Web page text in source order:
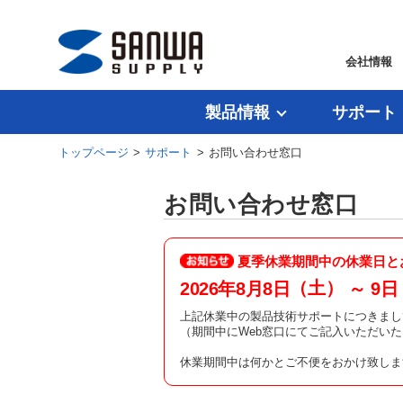
会社情報
製品情報 サポート
トップページ >サポート > お問い合わせ窓口
お問い合わせ窓口
夏季休業期間中の休業日
2026年8月8日 （土） ～ 9日
上記休業中の製品技術サポートにつきま
（期間中にWeb窓口にてご記入いただい
休業期間中は何かとご不便をおかけ致し